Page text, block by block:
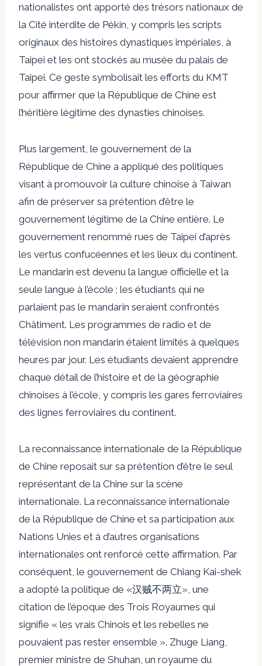
nationalistes ont apporté des trésors nationaux de
la Cité interdite de Pékin, y compris les scripts
originaux des histoires dynastiques impériales, à
Taipei et les ont stockés au musée du palais de
Taipei. Ce geste symbolisait les efforts du KMT
pour affirmer que la République de Chine est
l’héritière légitime des dynasties chinoises.
Plus largement, le gouvernement de la
République de Chine a appliqué des politiques
visant à promouvoir la culture chinoise à Taiwan
afin de préserver sa prétention d’être le
gouvernement légitime de la Chine entière. Le
gouvernement renommé rues de Taipei d’après
les vertus confucéennes et les lieux du continent.
Le mandarin est devenu la langue officielle et la
seule langue à l’école ; les étudiants qui ne
parlaient pas le mandarin seraient confrontés
Châtiment. Les programmes de radio et de
télévision non mandarin étaient limités à quelques
heures par jour. Les étudiants devaient apprendre
chaque détail de l’histoire et de la géographie
chinoises à l’école, y compris les gares ferroviaires
des lignes ferroviaires du continent.
La reconnaissance internationale de la République
de Chine reposait sur sa prétention d’être le seul
représentant de la Chine sur la scène
internationale. La reconnaissance internationale
de la République de Chine et sa participation aux
Nations Unies et à d’autres organisations
internationales ont renforcé cette affirmation. Par
conséquent, le gouvernement de Chiang Kai-shek
a adopté la politique de «汉贼不两立», une
citation de l’époque des Trois Royaumes qui
signifie « les vrais Chinois et les rebelles ne
pouvaient pas rester ensemble ». Zhuge Liang,
premier ministre de Shuhan, un royaume du